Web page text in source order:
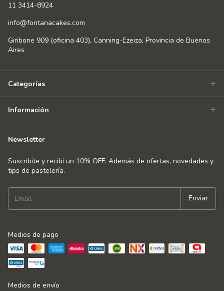
11 3414-8924
info@fontanacakes.com
Giribone 909 (oficina 403), Canning-Ezeiza, Provincia de Buenos
Aires
Categorías
Información
Newsletter
Suscribite y recibí un 10% OFF. Además de ofertas, novedades y
tips de pastelería.
Medios de pago
Medios de envío